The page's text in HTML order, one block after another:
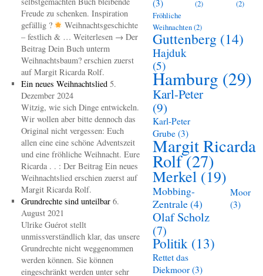
Freude zu schenken. Inspiration
gefällig ?
Weihnachtsgeschichte
– festlich & … Weiterlesen → Der
Beitrag Dein Buch unterm
Weihnachtsbaum? erschien zuerst
auf Margit Ricarda Rolf.
Ein neues Weihnachtslied 5.
Dezember 2024
Witzig, wie sich Dinge entwickeln.
Wir wollen aber bitte dennoch das
Original nicht vergessen: Euch
allen eine eine schöne Adventszeit
und eine fröhliche Weihnacht. Eure
Ricarda . . : Der Beitrag Ein neues
Weihnachtslied erschien zuerst auf
Margit Ricarda Rolf.
Grundrechte sind unteilbar 6.
August 2021
Ulrike Guérot stellt
unmissverständlich klar, das unsere
Grundrechte nicht weggenommen
werden können. Sie können
eingeschränkt werden unter sehr
(3) (2)
(2)
Fröhliche
Weihnachten(2)
Guttenberg (14)
Hajduk
(5)
Hamburg (29)
Karl-Peter
(9)
Karl-Peter
Grube (3)
Margit Ricarda
Rolf(27)
Merkel (19)
Mobbing-
Zentrale(4)
Moor
(3)
Olaf Scholz
(7)
Politik (13)
Rettet das
Diekmoor (3)